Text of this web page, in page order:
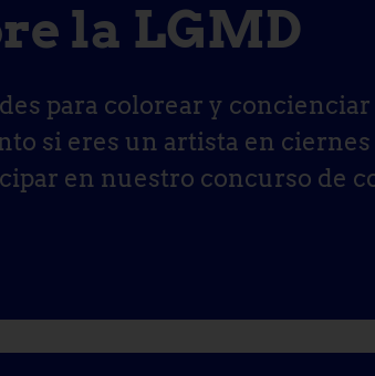
la LGMD
para colorear y
si eres un artista en
en nuestro concurso de